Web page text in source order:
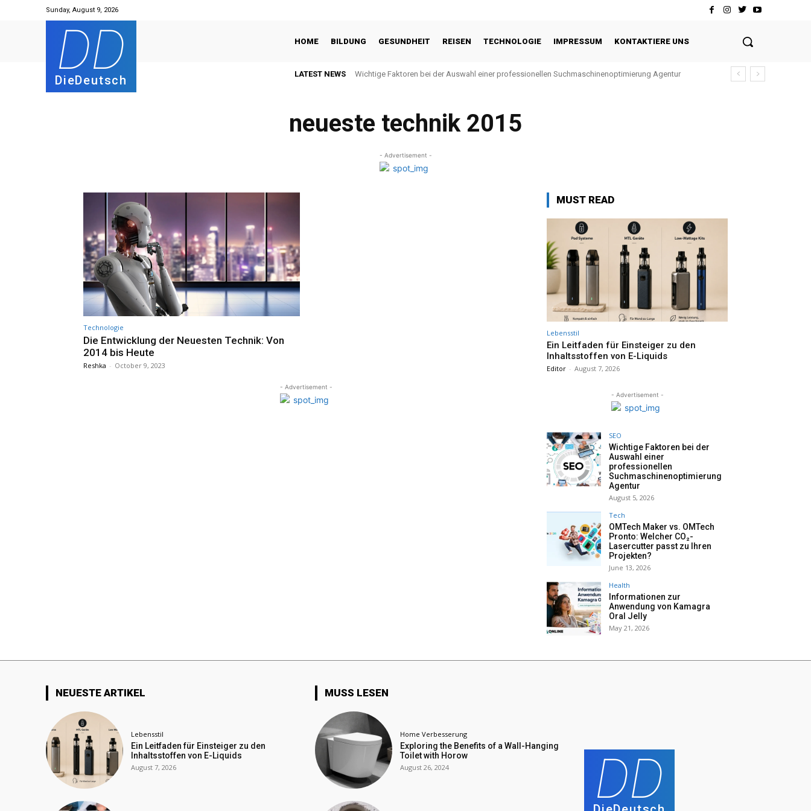
Sunday, August 9, 2026
DD
DieDeutsch
HOME BILDUNG GESUNDHEIT REISEN TECHNOLOGIE IMPRESSUM KONTAKTIERE UNS
LATEST NEWS Wichtige Faktoren bei der Auswahl einer professionellen Suchmaschinenoptimierung Agentur
neueste technik 2015
- Advertisement -
Technologie
Die Entwicklung der Neuesten Technik: Von
2014 bis Heute
Reshka - October 9, 2023
- Advertisement -
MUST READ
Lebensstil
Ein Leitfaden für Einsteiger zu den
Inhaltsstoffen von E-Liquids
Editor - August 7, 2026
- Advertisement -
SEO
Wichtige Faktoren bei der
Auswahl einer
professionellen
Suchmaschinenoptimierung
Agentur
August 5, 2026
Tech
OMTech Maker vs. OMTech
Pronto: Welcher CO₂-
Lasercutter passt zu Ihren
Projekten?
June 13, 2026
Health
Informationen zur
Anwendung von Kamagra
Oral Jelly
May 21, 2026
NEUESTE ARTIKEL
Lebensstil
Ein Leitfaden für Einsteiger zu den
Inhaltsstoffen von E-Liquids
August 7, 2026
MUSS LESEN
Home Verbesserung
Exploring the Benefits of a Wall-Hanging
Toilet with Horow
August 26, 2024 DD